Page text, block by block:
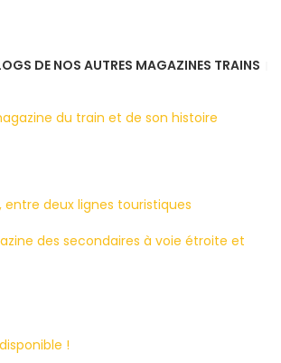
DE NOS AUTRES MAGAZINES TRAINS
du train et de son histoire
entre deux lignes touristiques
des secondaires à voie étroite et
!